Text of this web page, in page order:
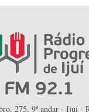
275, 9º andar - Ijuí -